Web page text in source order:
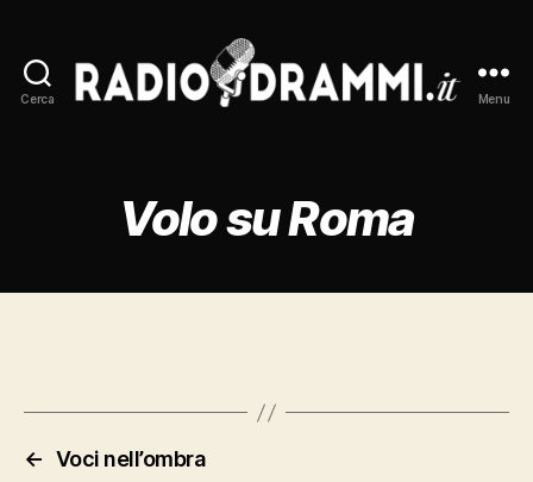
Cerca Menu
Volo su Roma
← Voci nell’ombra